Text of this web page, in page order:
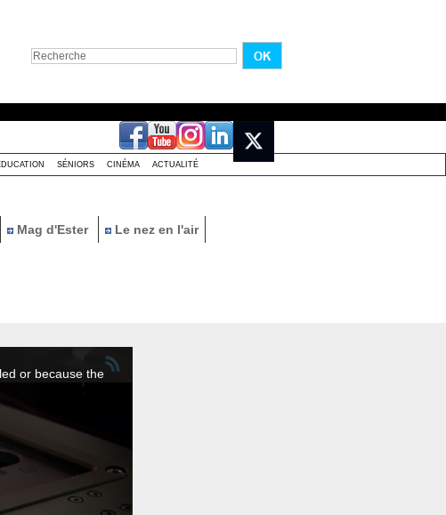
SÉNIORS CINÉMA ACTUALITÉ
Mag d'Ester Le nez en l'air